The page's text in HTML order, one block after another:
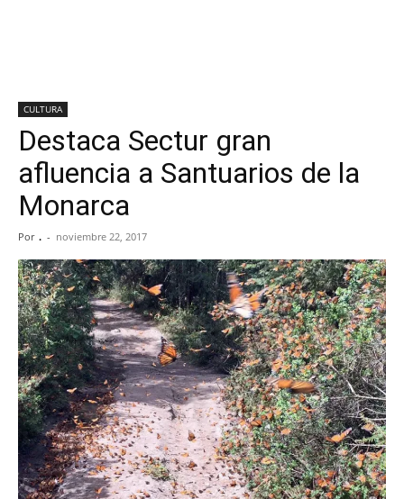
CULTURA
Destaca Sectur gran
afluencia a Santuarios de la
Monarca
Por . - noviembre 22, 2017